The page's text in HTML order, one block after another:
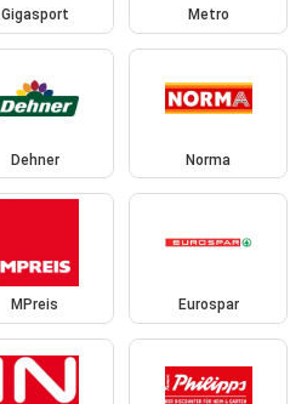
Gigasport Metro
Dehner Norma
MPreis Eurospar